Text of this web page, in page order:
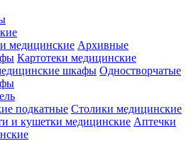
медицинские Архивные
Картотеки медицинские
шкафы Одностворчатые
подкатные Столики медицинские
и кушетки медицинские Аптечки